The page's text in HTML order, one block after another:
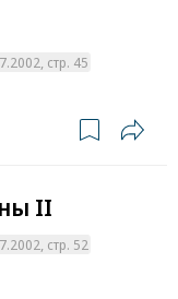
стр. 45
II
стр. 52